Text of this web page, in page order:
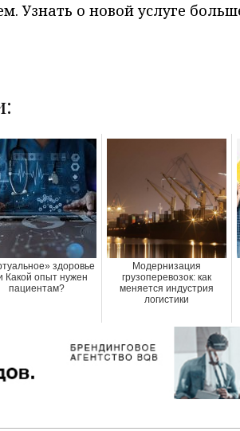
Узнать о новой услуге
здоровье
Какой опыт нужен
пациентам?
Модернизация
грузоперевозок: как
меняется индустрия
логистики